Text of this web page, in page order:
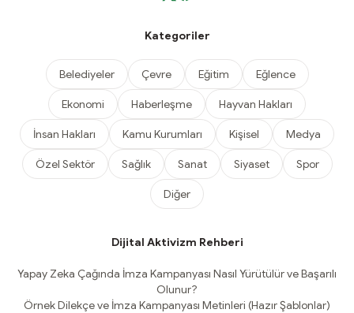
Kategoriler
Belediyeler Çevre Eğitim Eğlence
Ekonomi Haberleşme Hayvan Hakları
İnsan Hakları Kamu Kurumları Kişisel Medya
Özel Sektör Sağlık Sanat Siyaset Spor
Diğer
Dijital Aktivizm Rehberi
Yapay Zeka Çağında İmza Kampanyası Nasıl Yürütülür ve Başarılı
Olunur?
Örnek Dilekçe ve İmza Kampanyası Metinleri (Hazır Şablonlar)